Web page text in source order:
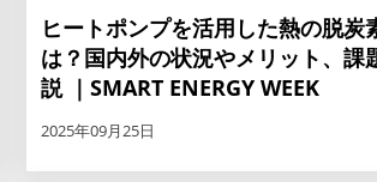
ヒートポンプを活用した熱の脱炭
は？国内外の状況やメリット、課
説 ｜SMART ENERGY WEEK
2025年09月25日